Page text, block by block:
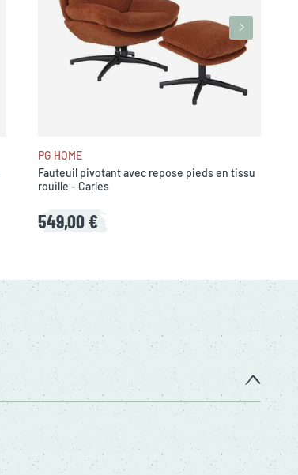
PG HOME
Fauteuil pivotant avec repose pieds en tissu
rouille - Carles
549,00 €